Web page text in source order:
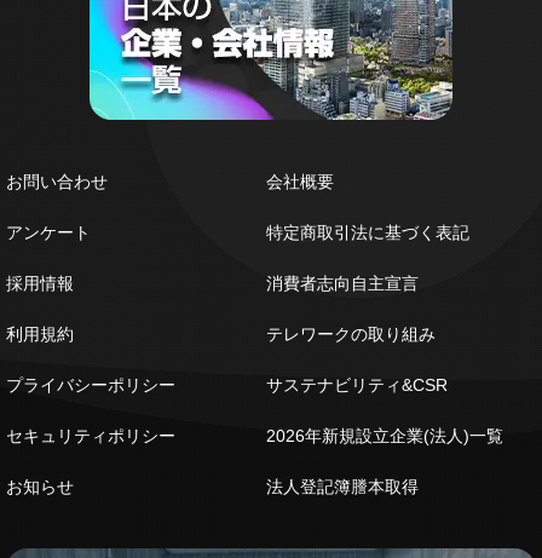
お問い合わせ
アンケート
採用情報
利用規約
プライバシーポリシー
セキュリティポリシー
お知らせ
会社概要
特定商取引法に基づく表記
消費者志向自主宣言
テレワークの取り組み
サステナビリティ&CSR
2026年新規設立企業(法人)一覧
法人登記簿謄本取得